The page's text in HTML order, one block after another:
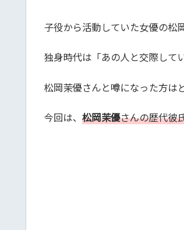
子役から活動していた女優の松
独身時代は「あの人と交際して
松岡茉優さんと噂になった方は
今回は、 松岡茉優さんの歴代彼